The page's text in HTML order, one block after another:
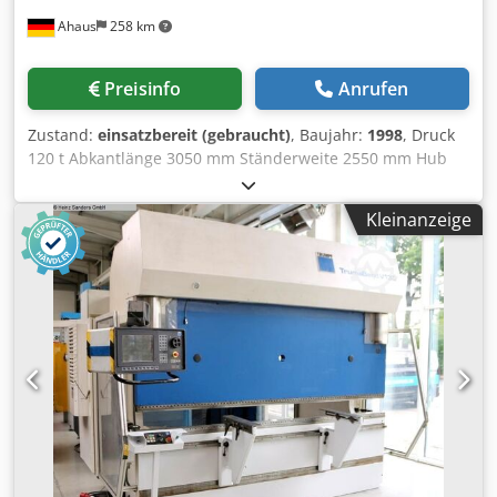
Darstellung in wirklicher Größe * USB Schnittstelle - CNC
motorischer Hinteranschlag (X Achse) * auf
Kugelumlaufspindeln * Verfahrweg .. 500 mm *
verstellbaren Anschlagfinger - CNC elektro-motorische
Höhenverstellung (R Achse) * Verfahrweg .. 250 mm *
Verfahrgeschwindigkeit .. 350 mm/s - AMADA/PROMECAM
Oberwerkzeugaufnahme * inklusive Klemmbacken mit
Oberkeilbombierung * 1x ROLLERI geteilter Satz 60°
Oberwerkzeug - AMADA/PROMECAM
Unterwerkzeugaufnahme * inklusive 1x Matrizenschuh "C
1050-R" * 1x AMADA 1-V Matrize 85° -
Sicherheitseinrichtung hinten (Tür inkl.
Sicherheitsschalter) - BOSCH/HOERBIGER Hydraulik-
Komponenten - SIEMENS Elektro-Komponenten - FIESSLER
AKAS Laserschutzeinrichtung vor der Maschine - 2x
vordere Auflegearme mit SLIDING-System (HIWIN
Gleitlager) - 1x freibewegliche Doppelfußbedienung - CE-
Zeichen / Konformitätserklärung - Bedienungsanleitung
Ahaus 258 km
Preisinfo Anrufen
Zustand: einsatzbereit (gebraucht), Baujahr: 1998, Druck
120 t Abkantlänge 3050 mm Ständerweite 2550 mm Hub
der Oberwange 155 mm Ausladung 350 mm
Zustellgeschwindigkeit 100 mm/sec Arbeitsgeschwindigkeit
9.0 mm/sec Rückzugsgeschwindigkeit 77.0 mm/sec
Steuerung "P 40" Arbeitshöhe 878 mm Tischbreite 104 mm
Ölinhalt 150 l Gesamtleistungsbedarf 11.0 kW Gewicht
7550 kg Abmessung L-B-H 3550 x 2150 x 2600 mm - im
überprüften Zustand - Maschinenvideo - ?v=bUaEa_nHZ6E
Chsdox Ni Ebepfx Aikoa Ausstattung: - NC elektro-
hydraulische Gesenkbiegepressen - mit NEUER ELGO NC
Steuerungseinheit "P40" * Neupreis ca. 4.000 Euro *
Ansteuerung / Verfahren vom Hinteranschlag - X Achse
(Soll/Ist Eingabe) * Ansteuerung / Verfahren der
Tiefeneinstellung - Y Achsen (Soll/Ist Eingabe) *
Tippbetrieb für X Achse + Y Achsen auch möglich -
Kleinanzeige